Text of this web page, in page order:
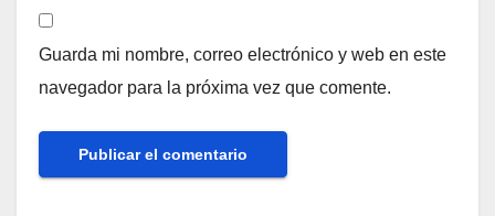
Guarda mi nombre, correo electrónico y web en este
navegador para la próxima vez que comente.